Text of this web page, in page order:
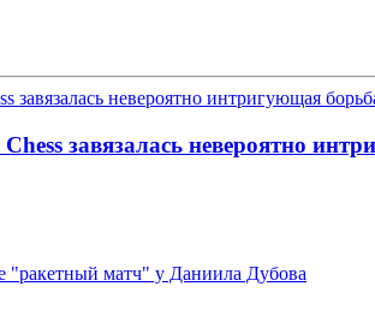
завязалась невероятно
матч" у Даниила Дубова